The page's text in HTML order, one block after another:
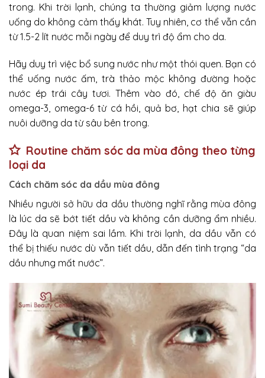
trong. Khi trời lạnh, chúng ta thường giảm lượng nước
uống do không cảm thấy khát. Tuy nhiên, cơ thể vẫn cần
từ 1.5-2 lít nước mỗi ngày để duy trì độ ẩm cho da.
Hãy duy trì việc bổ sung nước như một thói quen. Bạn có
thể uống nước ấm, trà thảo mộc không đường hoặc
nước ép trái cây tươi. Thêm vào đó, chế độ ăn giàu
omega-3, omega-6 từ cá hồi, quả bơ, hạt chia sẽ giúp
nuôi dưỡng da từ sâu bên trong.
Routine chăm sóc da mùa đông theo từng
loại da
Cách chăm sóc da dầu mùa đông
Nhiều người sở hữu da dầu thường nghĩ rằng mùa đông
là lúc da sẽ bớt tiết dầu và không cần dưỡng ẩm nhiều.
Đây là quan niệm sai lầm. Khi trời lạnh, da dầu vẫn có
thể bị thiếu nước dù vẫn tiết dầu, dẫn đến tình trạng “da
dầu nhưng mất nước”.